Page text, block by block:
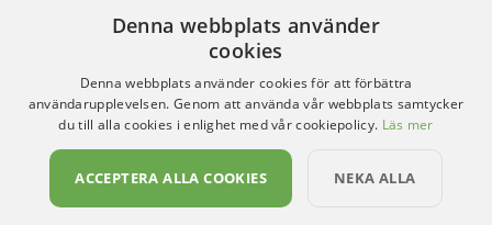
Denna webbplats använder
cookies
Denna webbplats använder cookies för att förbättra
användarupplevelsen. Genom att använda vår webbplats samtycker
du till alla cookies i enlighet med vår cookiepolicy. Läs mer
ACCEPTERA ALLA COOKIES NEKA ALLA